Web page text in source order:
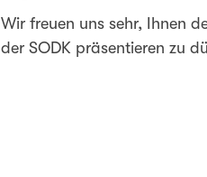
Wir freuen uns sehr, Ihnen
der SODK präsentieren zu